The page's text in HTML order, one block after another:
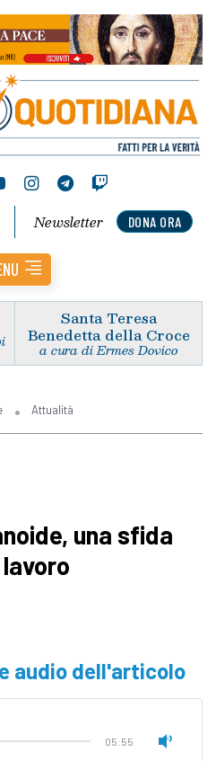
DONA ORA
Newsletter
Santa Teresa
Benedetta della Croce
a cura di Ermes Dovico
Attualità
una sfida
audio dell'articolo
05:55